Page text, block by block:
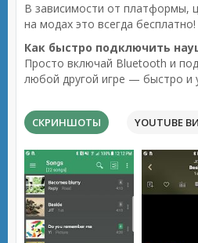
В зависимости от платформы,
на модах это всегда бесплатно!
Как быстро подключить
Просто включай Bluetooth и
любой другой игре — быстро и
СКРИНШОТЫ YOUTUBE